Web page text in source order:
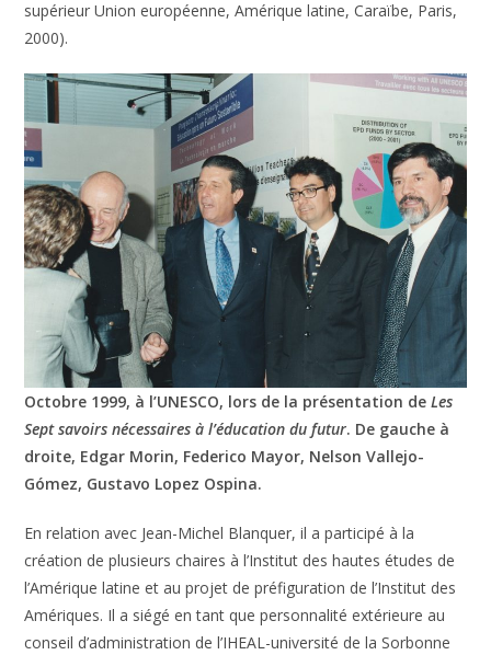
supérieur Union européenne, Amérique latine, Caraïbe, Paris,
2000).
Octobre 1999, à l’UNESCO, lors de la présentation deLes
Sept savoirs nécessaires à l’éducation du futur. De gauche à
droite, Edgar Morin, Federico Mayor, Nelson Vallejo-
Gómez, Gustavo Lopez Ospina.
En relation avec Jean-Michel Blanquer, il a participé à la
création de plusieurs chaires à l’Institut des hautes études de
l’Amérique latine et au projet de préfiguration de l’Institut des
Amériques. Il a siégé en tant que personnalité extérieure au
conseil d’administration de l’IHEAL-université de la Sorbonne